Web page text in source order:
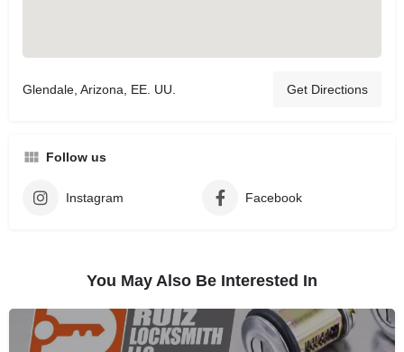
Glendale, Arizona, EE. UU. Get Directions
Follow us
Instagram Facebook
You May Also Be Interested In